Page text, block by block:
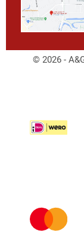
© 2026 -